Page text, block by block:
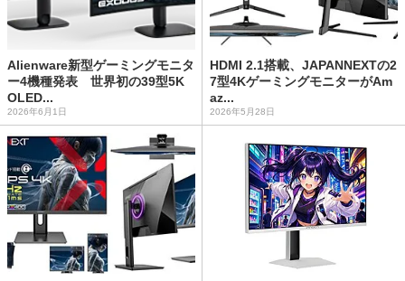
Alienware新型ゲーミングモニタ
ー4機種発表 世界初の39型5K
OLED...
2026年6月1日
HDMI 2.1搭載、JAPANNEXTの2
7型4KゲーミングモニターがAm
az...
2026年5月28日